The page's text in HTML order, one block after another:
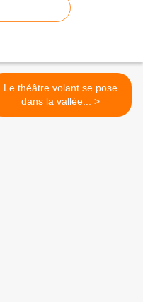
Le théâtre volant se pose
dans la vallée... >